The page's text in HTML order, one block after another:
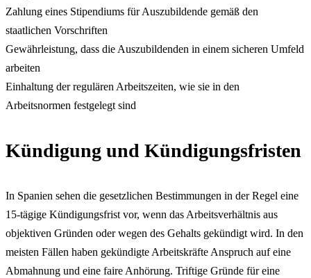
Zahlung eines Stipendiums für Auszubildende gemäß den
staatlichen Vorschriften
Gewährleistung, dass die Auszubildenden in einem sicheren Umfeld
arbeiten
Einhaltung der regulären Arbeitszeiten, wie sie in den
Arbeitsnormen festgelegt sind
Kündigung und Kündigungsfristen
In Spanien sehen die gesetzlichen Bestimmungen in der Regel eine
15-tägige Kündigungsfrist vor, wenn das Arbeitsverhältnis aus
objektiven Gründen oder wegen des Gehalts gekündigt wird. In den
meisten Fällen haben gekündigte Arbeitskräfte Anspruch auf eine
Abmahnung und eine faire Anhörung. Triftige Gründe für eine